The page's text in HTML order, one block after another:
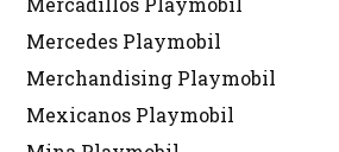
Mercedes Playmobil
Merchandising Playmobil
Mexicanos Playmobil